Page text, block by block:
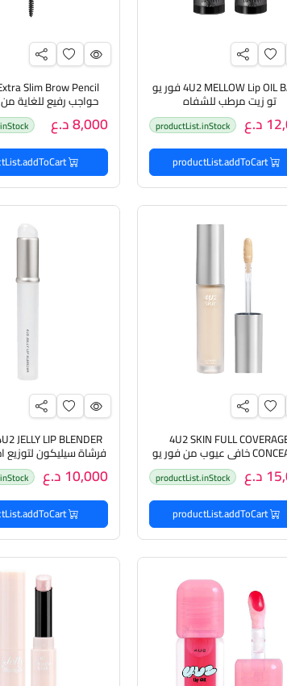
4U2 MELLOW Lip OIL BALM فور يو
تو زيت مرطب للشفاه
د.ع productList.inStock
productList.addToCart
حواجب رفيع للغاية
8,000 د.ع
productList.addToCart
4U2 SKIN FULL COVERAGE
CONCEALER خافي عيوب من فور يو
تو د.ع productList.inStock
productList.addToCart
فرشاة سيليكون لتوزيع
10,000 د.ع
productList.addToCart